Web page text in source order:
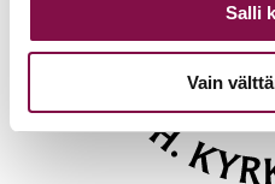
Salli
Vain